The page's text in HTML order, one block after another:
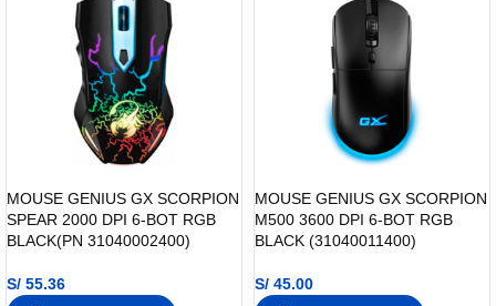
MOUSE GENIUS GX SCORPION
SPEAR 2000 DPI 6-BOT RGB
BLACK(PN 31040002400)
S/ 55.36
MOUSE GENIUS GX SCORPION
M500 3600 DPI 6-BOT RGB
BLACK (31040011400)
S/ 45.00